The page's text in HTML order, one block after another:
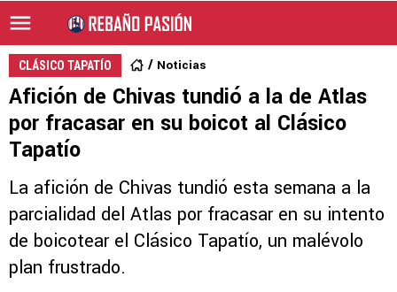
CLÁSICO TAPATÍO Noticias
Afición de Chivas tundió a la de Atlas
por fracasar en su boicot al Clásico
Tapatío
La afición de Chivas tundió esta semana a la
parcialidad del Atlas por fracasar en su intento
de boicotear el Clásico Tapatío, un malévolo
plan frustrado.